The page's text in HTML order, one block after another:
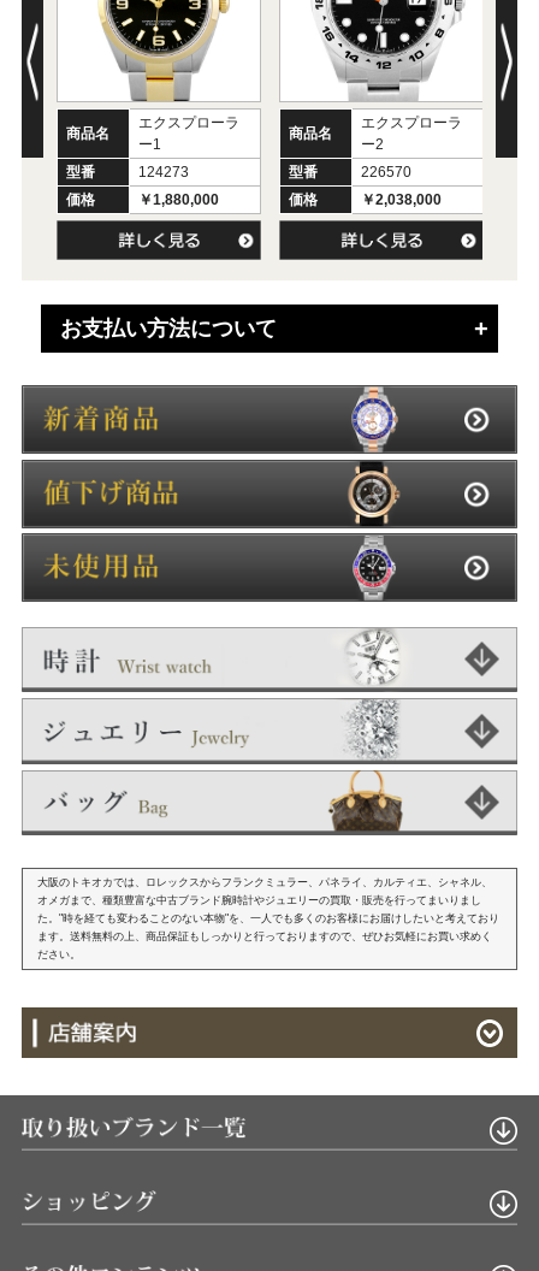
商品名
エクスプローラ
ー1
型番
124273
価格
￥1,880,000
商品名
エクスプローラ
ー2
型番
226570
価格
￥2,038,000
お支払い方法について
大阪のトキオカでは、ロレックスからフランクミュラー、パネライ、カルティエ、シャネル、
オメガまで、種類豊富な中古ブランド腕時計やジュエリーの買取・販売を行ってまいりまし
た。"時を経ても変わることのない本物"を、一人でも多くのお客様にお届けしたいと考えており
ます。送料無料の上、商品保証もしっかりと行っておりますので、ぜひお気軽にお買い求めく
ださい。